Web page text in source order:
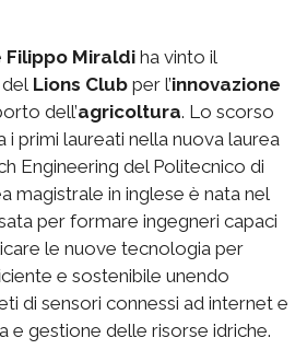
Filippo Miraldi ha vinto il
del Lions Club per l’innovazione
dell’agricoltura. Lo scorso
primi laureati nella nuova laurea
Engineering del Politecnico di
magistrale in inglese è nata nel
per formare ingegneri capaci
le nuove tecnologia per
e sostenibile unendo
di sensori connessi ad internet e
e gestione delle risorse idriche.